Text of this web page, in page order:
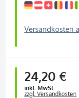
Versandkosten
24,20 €
inkl. MwSt.
zzgl. Versandkosten